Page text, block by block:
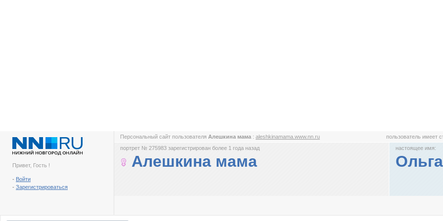
Привет, Гость !
- Войти
- Зарегистрироваться
Персональный сайт пользователя Алешкина мама : aleshkinamama.www.nn.ru пользователь имеет
портрет № 275983 зарегистрирован более 1 года назад
Алешкина мама
настоящее имя:
Ольга